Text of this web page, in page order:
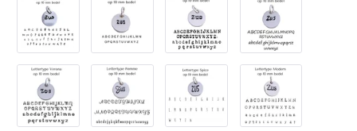
45 cm (kort in de hals) +€8,00
50 cm (laag in de hals)+€16,00